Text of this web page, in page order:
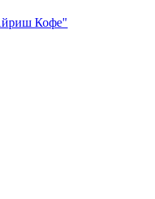
Кофе"